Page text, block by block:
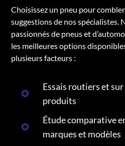
Choisissez un pneu pour
suggestions de nos spécialistes.
passionnés de pneus et
les meilleures options
plusieurs facteurs :
Essais routiers et
produits
Étude comparative
marques et modèles